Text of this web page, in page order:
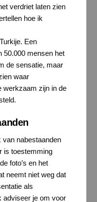
verdriet laten zien
hoe ik
Een
50.000 mensen het
de sensatie, maar
waar
werkzaam zijn in de
nabestaanden
is toestemming
foto’s en het
neemt niet weg dat
als
adviseer je om voor